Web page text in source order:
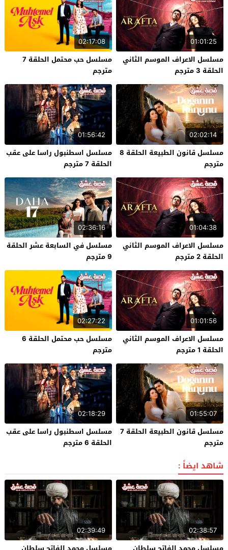
01:01:25
مسلسل الاعراف الموسم الثاني
الحلقة 3 مترجم
02:17:08
مسلسل حب محتمل الحلقة 7
مترجم
02:02:14
مسلسل قانون الطبيعة الحلقة 8
مترجم
01:56:42
مسلسل اسطنبول راسا على عقب
الحلقة 7 مترجم
01:04:38
مسلسل الاعراف الموسم الثاني
الحلقة 2 مترجم
02:36:16
مسلسل في السابعة عشر الحلقة
9 مترجم
01:01:56
مسلسل الاعراف الموسم الثاني
الحلقة 1 مترجم
02:27:22
مسلسل حب محتمل الحلقة 6
مترجم
01:55:07
مسلسل قانون الطبيعة الحلقة 7
مترجم
02:18:29
مسلسل اسطنبول راسا على عقب
الحلقة 6 مترجم
شاهد ايضاً :
02:38:57
02:39:49